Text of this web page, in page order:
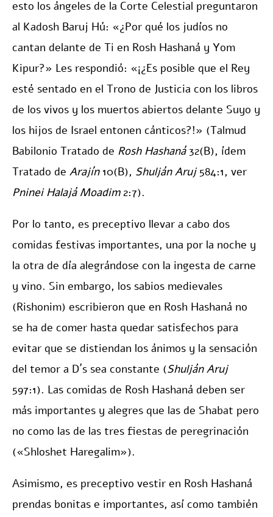
esto los ángeles de la Corte Celestial preguntaron
al Kadosh Baruj Hú: «¿Por qué los judíos no
cantan delante de Ti en Rosh Hashaná y Yom
Kipur?» Les respondió: «¡¿Es posible que el Rey
esté sentado en el Trono de Justicia con los libros
de los vivos y los muertos abiertos delante Suyo y
los hijos de Israel entonen cánticos?!» (Talmud
Babilonio Tratado de Rosh Hashaná32(B), ídem
Tratado de Arajín 10(B), Shulján Aruj584:1, ver
Pninei Halajá Moadim2:7).
Por lo tanto, es preceptivo llevar a cabo dos
comidas festivas importantes, una por la noche y
la otra de día alegrándose con la ingesta de carne
y vino. Sin embargo, los sabios medievales
(Rishonim) escribieron que en Rosh Hashaná no
se ha de comer hasta quedar satisfechos para
evitar que se distiendan los ánimos y la sensación
del temor a D´s sea constante (Shulján Aruj
597:1). Las comidas de Rosh Hashaná deben ser
más importantes y alegres que las de Shabat pero
no como las de las tres fiestas de peregrinación
(«Shloshet Haregalim»).
Asimismo, es preceptivo vestir en Rosh Hashaná
prendas bonitas e importantes, así como también